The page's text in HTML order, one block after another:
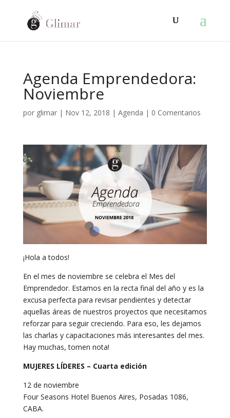
Agenda Emprendedora:
Noviembre
por glimar| Nov 12, 2018 | Agenda | 0 Comentarios
¡Hola a todos!
En el mes de noviembre se celebra el Mes del
Emprendedor. Estamos en la recta final del año y es la
excusa perfecta para revisar pendientes y detectar
aquellas áreas de nuestros proyectos que necesitamos
reforzar para seguir creciendo. Para eso, les dejamos
las charlas y capacitaciones más interesantes del mes.
Hay muchas, tomen nota!
MUJERES LÍDERES – Cuarta edición
12 de noviembre
Four Seasons Hotel Buenos Aires, Posadas 1086,
CABA.